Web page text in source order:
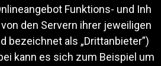
Funktions- und Inh
den Servern ihrer jeweiligen
bezeichnet als „Drittanbieter”)
kann es sich zum Beispiel um